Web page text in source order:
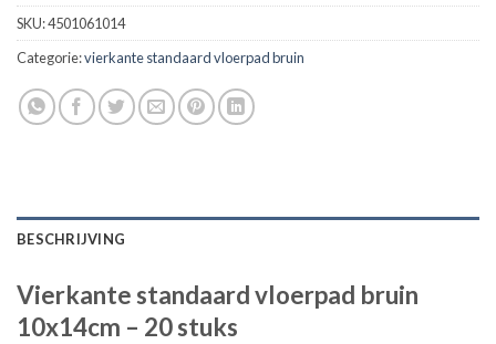
SKU:4501061014
Categorie:vierkante standaard vloerpad bruin
BESCHRIJVING
Vierkante standaard vloerpad bruin
10x14cm – 20 stuks